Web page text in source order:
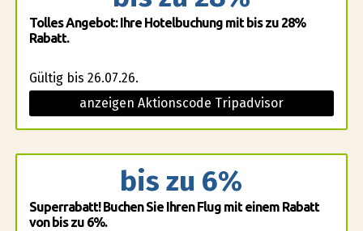
Tolles Angebot: Ihre Hotelbuchung mit bis zu 28%
Rabatt.
Gültig bis 26.07.26.
anzeigen Aktionscode Tripadvisor
bis zu 6%
Superrabatt! Buchen Sie Ihren Flug mit einem Rabatt
von bis zu 6%.